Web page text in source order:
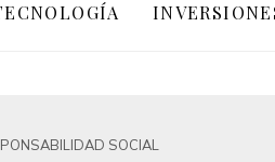
SOCIAL